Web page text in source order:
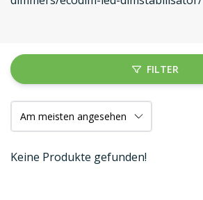
FILTER
Keine Produkte gefunden!